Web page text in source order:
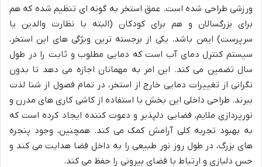
ورزشی طراحی شده است. عمق استخر به گونه ای تنظیم شده که هم
برای بزرگسالان و هم برای کودکان (البته با نظارت والدین یا
سرپرست) ایمن باشد. یکی از برجسته ترین ویژگی های این استخر،
سیستم کنترل دمای آب است که دمایی مطلوب و ثابت را در طول
سال تضمین می کند. این امر به مهمانان اجازه می دهد تا بدون
نگرانی از تغییرات دمایی خارج از استخر، در تمام فصول از شنا لذت
ببرند. طراحی داخلی این بخش با استفاده از کاشی کاری های مدرن و
نورپردازی ملایم، فضایی دلپذیر و دعوت کننده ایجاد کرده است که
به بهبود تجربه کلی آرامش کمک می کند. همچنین، وجود پنجره
های بزرگ، در طول روز نور طبیعی را به داخل فضا هدایت می کند و
حس دلبازی و ارتباط با فضای بیرونی را حفظ می کند.